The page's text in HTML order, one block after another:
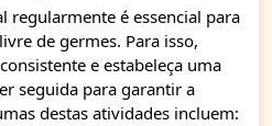
regularmente é essencial para
de germes. Para isso,
e estabeleça uma
seguida para garantir a
destas atividades incluem: